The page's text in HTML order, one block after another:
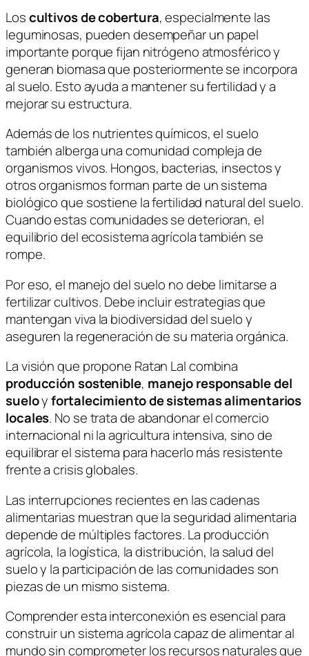
Loscultivos de cobertura, especialmente las
leguminosas, pueden desempeñar un papel
importante porque fijan nitrógeno atmosférico y
generan biomasa que posteriormente se incorpora
al suelo. Esto ayuda a mantener su fertilidad y a
mejorar su estructura.
Además de los nutrientes químicos, el suelo
también alberga una comunidad compleja de
organismos vivos. Hongos, bacterias, insectos y
otros organismos forman parte de un sistema
biológico que sostiene la fertilidad natural del suelo.
Cuando estas comunidades se deterioran, el
equilibrio del ecosistema agrícola también se
rompe.
Por eso, el manejo del suelo no debe limitarse a
fertilizar cultivos. Debe incluir estrategias que
mantengan viva la biodiversidad del suelo y
aseguren la regeneración de su materia orgánica.
La visión que propone Ratan Lalcombina
producción sostenible, manejo responsable del
sueloyfortalecimiento de sistemas alimentarios
locales. No se trata de abandonar el comercio
internacional ni la agricultura intensiva, sino de
equilibrar el sistema para hacerlo más resistente
frente a crisis globales.
Las interrupciones recientes en las cadenas
alimentarias muestran que la seguridad alimentaria
depende de múltiples factores. La producción
agrícola, la logística, la distribución, la salud del
suelo y la participación de las comunidades son
piezas de un mismo sistema.
Comprender esta interconexión es esencial para
construir un sistema agrícola capaz de alimentar al
mundo sin comprometer los recursos naturales que